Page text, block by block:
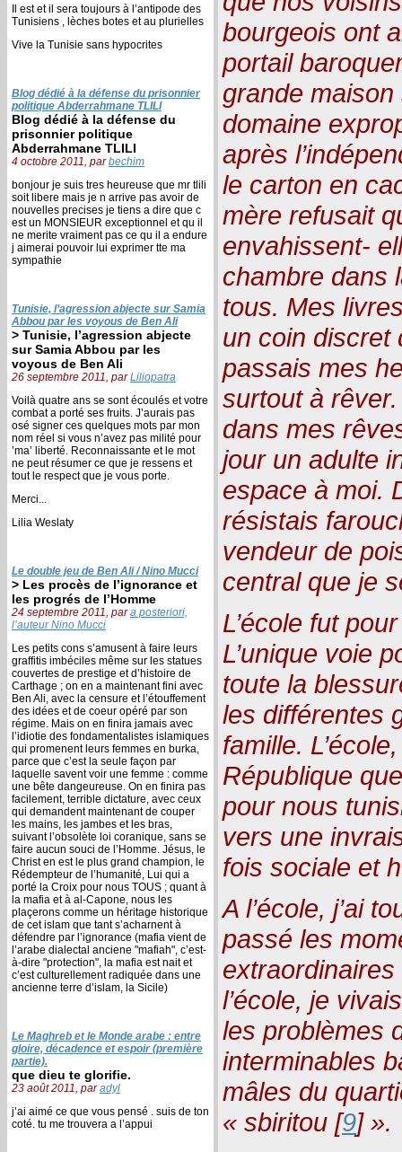
Il est et il sera toujours à l’antipode des
Tunisiens , lèches botes et au plurielles
Vive la Tunisie sans hypocrites
Blog dédié à la défense du prisonnier
politique Abderrahmane TLILI
Blog dédié à la défense du
prisonnier politique
Abderrahmane TLILI
4 octobre 2011, parbechim
bonjour je suis tres heureuse que mr tlili
soit libere mais je n arrive pas avoir de
nouvelles precises je tiens a dire que c
est un MONSIEUR exceptionnel et qu il
ne merite vraiment pas ce qu il a endure
j aimerai pouvoir lui exprimer tte ma
sympathie
Tunisie, l’agression abjecte sur Samia
Abbou par les voyous de Ben Ali
> Tunisie, l’agression abjecte
sur Samia Abbou par les
voyous de Ben Ali
26 septembre 2011, parLiliopatra
Voilà quatre ans se sont écoulés et votre
combat a porté ses fruits. J’aurais pas
osé signer ces quelques mots par mon
nom réel si vous n’avez pas milité pour
’ma’ liberté. Reconnaissante et le mot
ne peut résumer ce que je ressens et
tout le respect que je vous porte.
Merci...
Lilia Weslaty
Le double jeu de Ben Ali / Nino Mucci
> Les procès de l’ignorance et
les progrés de l’Homme
24 septembre 2011, para posteriori,
l’auteur Nino Mucci
Les petits cons s’amusent à faire leurs
graffitis imbéciles même sur les statues
couvertes de prestige et d’histoire de
Carthage ; on en a maintenant fini avec
Ben Ali, avec la censure et l’étouffement
des idées et de coeur opéré par son
régime. Mais on en finira jamais avec
l’idiotie des fondamentalistes islamiques
qui promenent leurs femmes en burka,
parce que c’est la seule façon par
laquelle savent voir une femme : comme
une bête dangeureuse. On en finira pas
facilement, terrible dictature, avec ceux
qui demandent maintenant de couper
les mains, les jambes et les bras,
suivant l’obsolète loi coranique, sans se
faire aucun souci de l’Homme. Jésus, le
Christ en est le plus grand champion, le
Rédempteur de l’humanité, Lui qui a
porté la Croix pour nous TOUS ; quant à
la mafia et à al-Capone, nous les
plaçerons comme un héritage historique
de cet islam que tant s’acharnent à
défendre par l’ignorance (mafia vient de
l’arabe dialectal anciene "mafiah", c’est-
à-dire "protection", la mafia est nait et
c’est culturellement radiquée dans une
ancienne terre d’islam, la Sicile)
Le Maghreb et le Monde arabe : entre
gloire, décadence et espoir (première
partie).
que dieu te glorifie.
23 août 2011, paradyl
j’ai aimé ce que vous pensé . suis de ton
coté. tu me trouvera a l’appui
bourgeois ont
portail
grande
domaine
après
le carton en
mère refusait
envahissent-
chambre dans
tous. Mes
un coin discret
passais mes
surtout à
dans mes
jour un adulte
espace à moi.
résistais
vendeur de
central que je
L’école fut
L’unique voie
toute la
les différentes
famille.
République
pour nous
vers une
fois sociale et
A l’école, j’ai
passé les
l’école, je
les problèmes
interminables
mâles du
« sbiritou [9] ».